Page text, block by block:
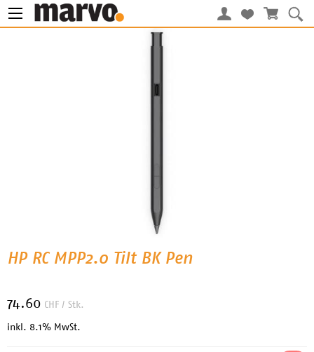
HP RC MPP2.0 Tilt BK Pen
74.60 CHF / Stk.
inkl. 8.1% MwSt.